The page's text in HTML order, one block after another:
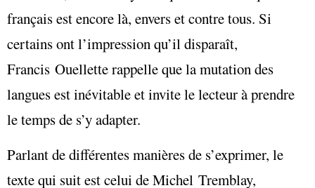
français est encore là, envers et contre tous. Si
certains ont l’impression qu’il disparaît,
Francis Ouellette rappelle que la mutation des
langues est inévitable et invite le lecteur à prendre
le temps de s’y adapter.
Parlant de différentes manières de s’exprimer, le
texte qui suit est celui de Michel Tremblay,